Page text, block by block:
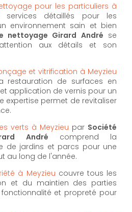
pour les particuliers à
détaillés pour les
environnement sain et bien
nettoyage Girard André se
aux détails et son
et vitrification à Meyzieu
restauration de surfaces en
application de vernis pour un
expertise permet de revitaliser
verts à Meyzieu par Société
André comprend la
de jardins et parcs pour une
au long de l'année.
à Meyzieu couvre tous les
et du maintien des parties
et propreté pour